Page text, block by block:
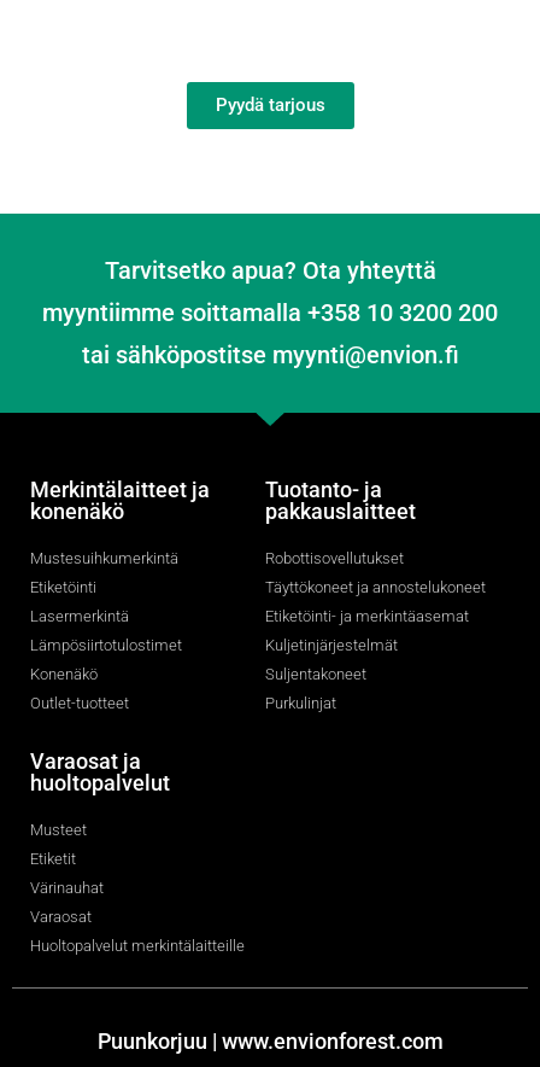
Pyydä tarjous
Tarvitsetko apua? Ota yhteyttä
myyntiimme soittamalla +358 10 3200 200
tai sähköpostitse myynti@envion.fi
Merkintälaitteet ja
konenäkö
Mustesuihkumerkintä
Etiketöinti
Lasermerkintä
Lämpösiirtotulostimet
Konenäkö
Outlet-tuotteet
Tuotanto- ja
pakkauslaitteet
Robottisovellutukset
Täyttökoneet ja annostelukoneet
Etiketöinti- ja merkintäasemat
Kuljetinjärjestelmät
Suljentakoneet
Purkulinjat
Varaosat ja
huoltopalvelut
Musteet
Etiketit
Värinauhat
Varaosat
Huoltopalvelut merkintälaitteille
Puunkorjuu | www.envionforest.com